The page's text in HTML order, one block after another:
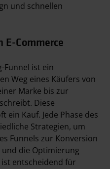
und schnellen
Commerce
Funnel ist ein
Weg eines Käufers von
Marke bis zur
Diese
ein Kauf. Jede Phase des
Strategien, um
Funnels zur Konversion
die Optimierung
ist entscheidend für